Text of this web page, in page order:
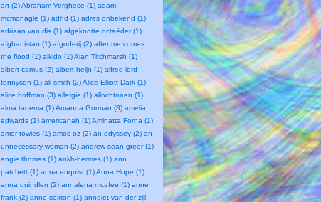
art (2)Abraham Verghese (1) adam
mcmonagle (1) adhd (1) adres onbekend (1)
adriaan van dis (1) afgeknotte octaëder (1)
afghanistan (1) afgoderij (2) after me comes
the flood (1) aikido (1)Alan Titchmarsh (1)
albert camus (2) albert heijn (1) alfred lord
tennyson (1) ali smith (2)Alice Elliott Dark (1)
alice hoffman (3) allergie (1) allochtonen (1)
alma tadema (1)Amanda Gorman (3) amelia
edwards (1) americanah (1)Aminatta Forna (1)
amor towles (1) amos oz (2) an odyssey (2) an
unnecessary woman (2) andrew sean greer (1)
angie thomas (1) ankh-hermes (1) ann
patchett (1) anna enquist (1)Anna Hope (1)
anna quindlen (2) annalena mcafee (1) anne
frank (2) anne sexton (1) annejet van der zijl